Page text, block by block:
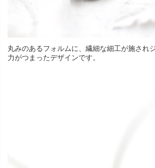
丸みのあるフォルムに、繊細な細工が施され
力がつまったデザインです。